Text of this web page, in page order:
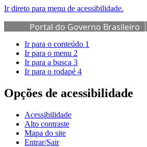
Ir direto para menu de acessibilidade.
Portal do Governo Brasileiro
Ir para o conteúdo 1
Ir para o menu 2
Ir para a busca 3
Ir para o rodapé 4
Opções de acessibilidade
Acessibilidade
Alto contraste
Mapa do site
Entrar/Sair